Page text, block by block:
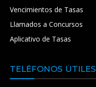
Vencimientos de Tasas
Llamados a Concursos
Aplicativo de Tasas
TELÉFONOS ÚTILES